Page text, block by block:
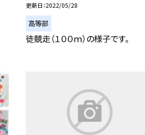
更新日 2022/05/28
高等部
徒競走（１００ｍ）の様子です。